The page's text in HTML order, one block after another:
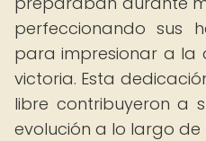
perfeccionando sus
para impresionar a la
victoria. Esta
libre contribuyeron a
evolución a lo largo de